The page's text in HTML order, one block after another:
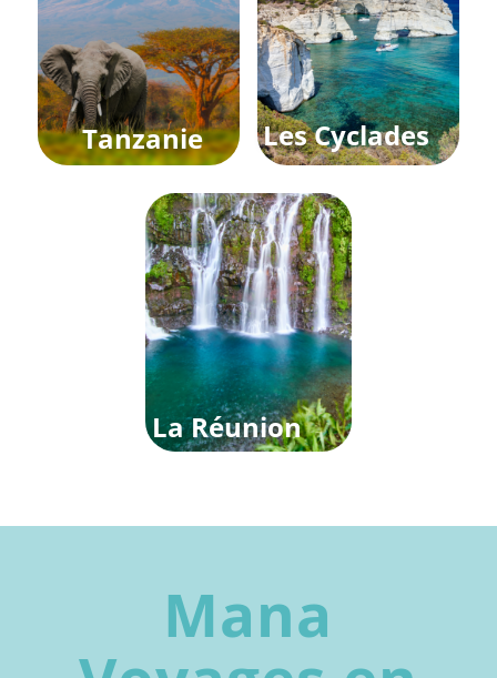
Tanzanie Les Cyclades
La Réunion
Mana